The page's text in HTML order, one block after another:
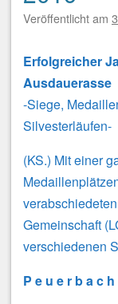
Veröffentlicht am
Erfolgreicher
Ausdauerasse
-Siege,
Silvesterläufen-
(KS.) Mit einer
Gemeinschaft
verschiedenen
P e u e r b a c